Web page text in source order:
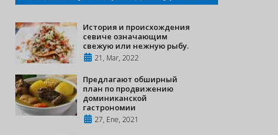
История и происхождения
севиче означающим
свежую или нежную рыбу.
21, Mar, 2022
Предлагают обширный
план по продвижению
доминиканской
гастрономии
27, Ene, 2021